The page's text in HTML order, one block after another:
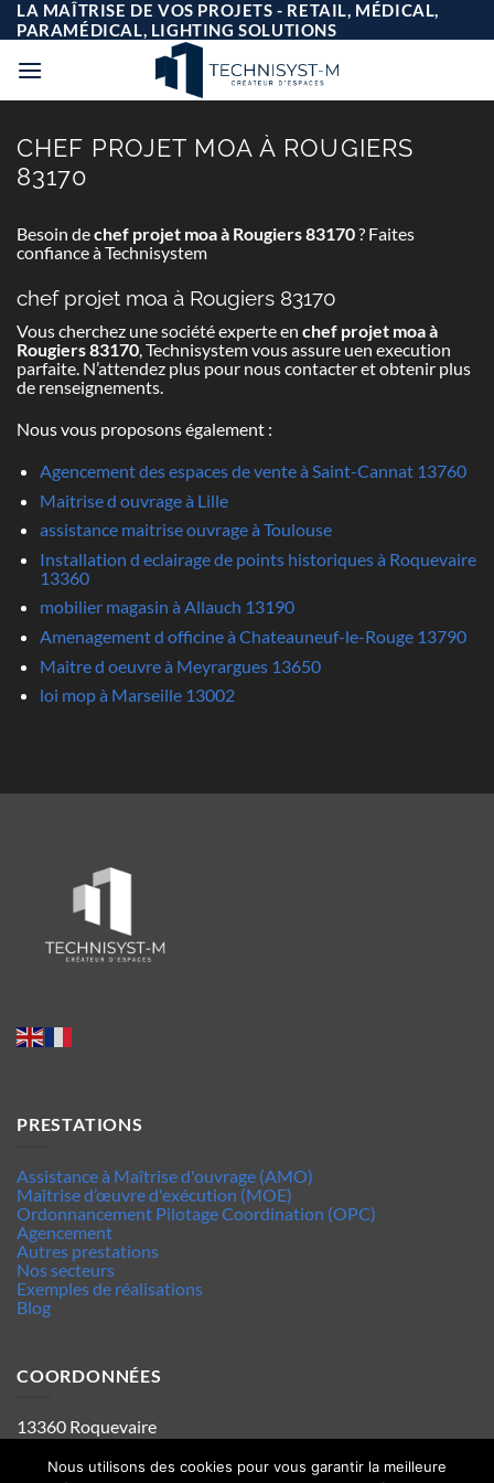
Passer
au
contenu
LA MAÎTRISE DE VOS PROJETS - RETAIL, MÉDICAL,
PARAMÉDICAL, LIGHTING SOLUTIONS
CHEF PROJET MOA À ROUGIERS
83170
Besoin dechef projet moa à Rougiers 83170? Faites
confiance à Technisystem
chef projet moa à Rougiers 83170
Vous cherchez une société experte en chef projet moa à
Rougiers 83170, Technisystem vous assure uen execution
parfaite. N’attendez plus pour nous contacter et obtenir plus
de renseignements.
Nous vous proposons également :
Agencement des espaces de vente à Saint-Cannat 13760
Maitrise d ouvrage à Lille
assistance maitrise ouvrage à Toulouse
Installation d eclairage de points historiques à Roquevaire
13360
mobilier magasin à Allauch 13190
Amenagement d officine à Chateauneuf-le-Rouge 13790
Maitre d oeuvre à Meyrargues 13650
loi mop à Marseille 13002
PRESTATIONS
Assistance à Maîtrise d'ouvrage (AMO)
Maîtrise d’œuvre d'exécution (MOE)
Ordonnancement Pilotage Coordination (OPC)
Agencement
Autres prestations
Nos secteurs
Exemples de réalisations
Blog
COORDONNÉES
13360 Roquevaire
Tel : 06.63.70.62.44
Mentions legales
Nous utilisons des cookies pour vous garantir la meilleure